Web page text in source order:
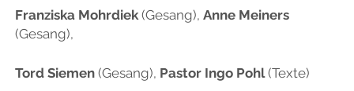
Franziska Mohrdiek(Gesang), Anne Meiners
(Gesang),
Tord Siemen(Gesang), Pastor Ingo Pohl(Texte)